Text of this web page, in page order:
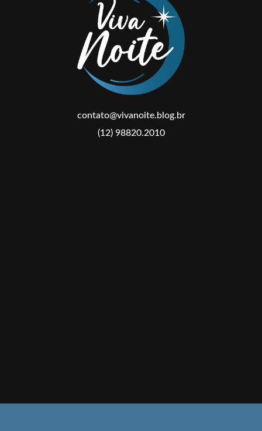
contato@vivanoite.blog.br
(12) 98820.2010